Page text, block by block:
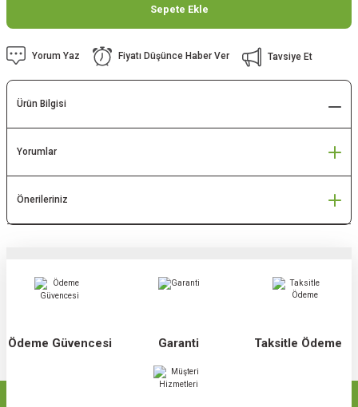
Sepete Ekle
Yorum Yaz Fiyatı Düşünce Haber Ver Tavsiye Et
Ürün Bilgisi
Yorumlar
Önerileriniz
Ödeme Güvencesi Garanti Taksitle Ödeme